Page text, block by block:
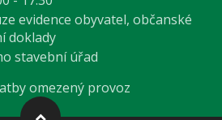
evidence obyvatel, občanské
doklady
stavební úřad
omezený provoz